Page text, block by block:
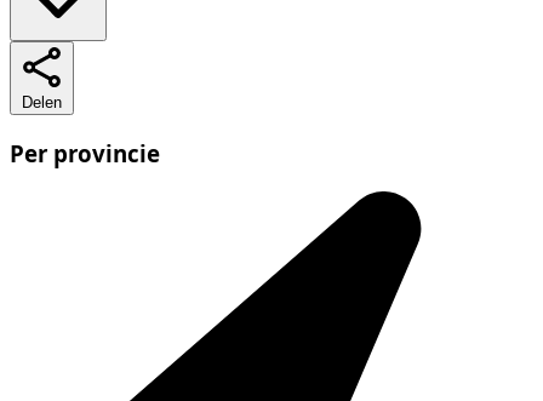
Delen
Per provincie